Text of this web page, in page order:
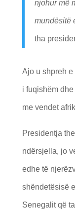
njohur më
mundësitë
tha
Ajo u shpreh
i fuqishëm
me vendet
Presidentja
ndërsjella, jo
edhe të
shëndetësisë
Senegalit që